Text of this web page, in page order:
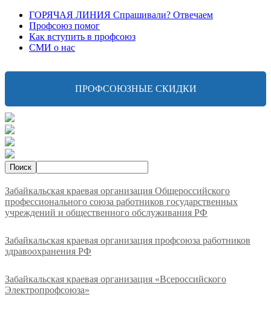
ГОРЯЧАЯ ЛИНИЯ Спрашивали? Отвечаем
Профсоюз помог
Как вступить в профсоюз
СМИ о нас
ПРОФСОЮЗНЫЕ СКИДКИ
Забайкальская краевая организация Общероссийского
профессионального союза работников государственных
учреждений и общественного обслуживания РФ
Забайкальская краевая организация профсоюза работников
здравоохранения РФ
Забайкальская краевая организация «Всероссийского
Электропрофсоюза»